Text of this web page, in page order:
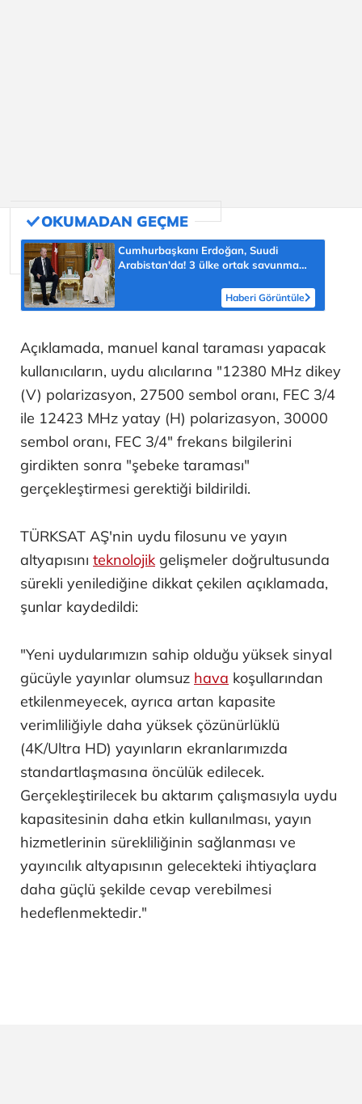
Cumhurbaşkanı Erdoğan, Suudi
Arabistan'da! 3 ülke ortak savunma
Haberi Görüntüle
Açıklamada, manuel kanal taraması yapacak
kullanıcıların, uydu alıcılarına "12380 MHz dikey
(V) polarizasyon, 27500 sembol oranı, FEC 3/4
ile 12423 MHz yatay (H) polarizasyon, 30000
sembol oranı, FEC 3/4" frekans bilgilerini
girdikten sonra "şebeke taraması"
gerçekleştirmesi gerektiği bildirildi.
TÜRKSAT AŞ'nin uydu filosunu ve yayın
altyapısını teknolojik gelişmeler doğrultusunda
sürekli yenilediğine dikkat çekilen açıklamada,
şunlar kaydedildi:
"Yeni uydularımızın sahip olduğu yüksek sinyal
gücüyle yayınlar olumsuz hava koşullarından
etkilenmeyecek, ayrıca artan kapasite
verimliliğiyle daha yüksek çözünürlüklü
(4K/Ultra HD) yayınların ekranlarımızda
standartlaşmasına öncülük edilecek.
Gerçekleştirilecek bu aktarım çalışmasıyla uydu
kapasitesinin daha etkin kullanılması, yayın
hizmetlerinin sürekliliğinin sağlanması ve
yayıncılık altyapısının gelecekteki ihtiyaçlara
daha güçlü şekilde cevap verebilmesi
hedeflenmektedir."